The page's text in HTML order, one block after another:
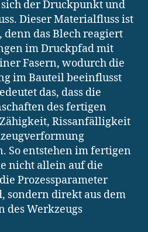
der Druckpunkt und
Dieser Materialfluss ist
das Blech reagiert
im Druckpfad mit
Fasern, wodurch die
im Bauteil beeinflusst
das, dass die
des fertigen
Rissanfälligkeit
So entstehen im fertigen
nicht allein auf die
Prozessparameter
sondern direkt aus dem
des Werkzeugs